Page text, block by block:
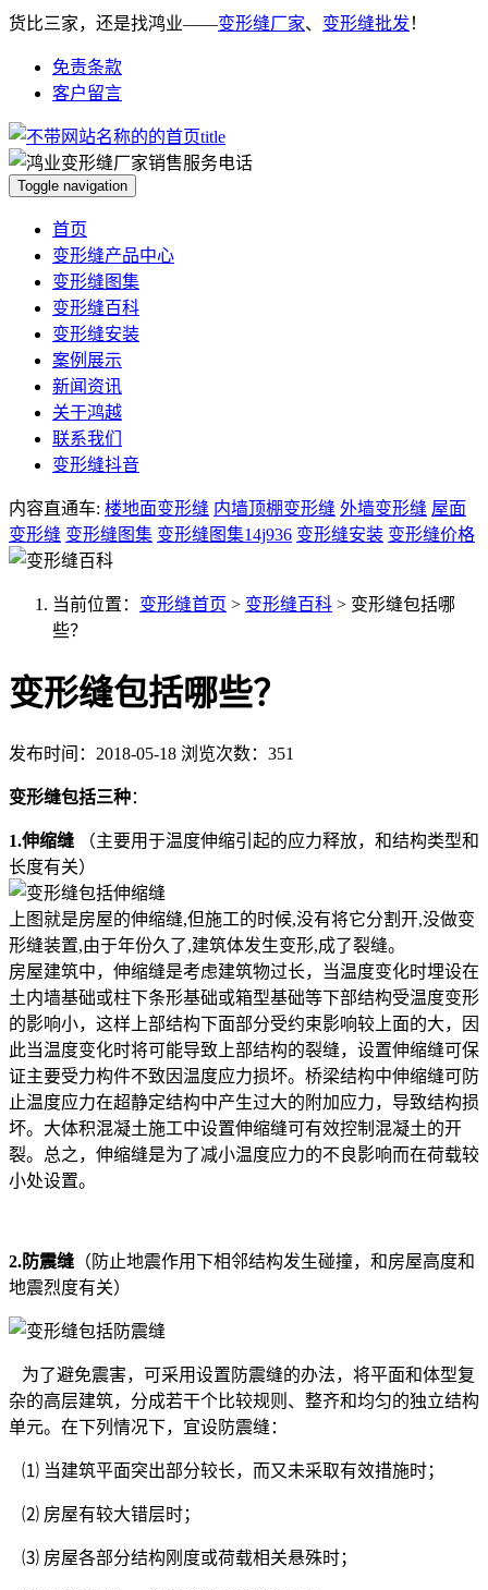
货比三家，还是找鸿业——变形缝厂家、 变形缝批发 ！
免责条款
客户留言
Toggle navigation
首页
变形缝产品中心
变形缝图集
变形缝百科
变形缝安装
案例展示
新闻资讯
关于鸿越
联系我们
变形缝抖音
内容直通车: 楼地面变形缝 内墙顶棚变形缝 外墙变形缝 屋面
变形缝 变形缝图集 变形缝图集14j936 变形缝安装 变形缝价格
当前位置： 变形缝首页 > 变形缝百科 > 变形缝包括哪
些？
变形缝包括哪些？
发布时间：2018-05-18 浏览次数：351
变形缝包括三种：
1.伸缩缝
（主要用于温度伸缩引起的应力释放，和结构类型和
长度有关）
上图就是房屋的伸缩缝,但施工的时候,没有将它分割开,没做变
形缝装置,由于年份久了,建筑体发生变形,成了裂缝。
房屋建筑中，伸缩缝是考虑建筑物过长，当温度变化时埋设在
土内墙基础或柱下条形基础或箱型基础等下部结构受温度变形
的影响小，这样上部结构下面部分受约束影响较上面的大，因
此当温度变化时将可能导致上部结构的裂缝，设置伸缩缝可保
证主要受力构件不致因温度应力损坏。桥梁结构中伸缩缝可防
止温度应力在超静定结构中产生过大的附加应力，导致结构损
坏。大体积混凝土施工中设置伸缩缝可有效控制混凝土的开
裂。总之，伸缩缝是为了减小温度应力的不良影响而在荷载较
小处设置。
2.防震缝 （防止地震作用下相邻结构发生碰撞，和房屋高度和
地震烈度有关）
为了避免震害，可采用设置防震缝的办法，将平面和体型复
杂的高层建筑，分成若干个比较规则、整齐和均匀的独立结构
单元。在下列情况下，宜设防震缝：
⑴ 当建筑平面突出部分较长，而又未采取有效措施时；
⑵ 房屋有较大错层时；
⑶ 房屋各部分结构刚度或荷载相关悬殊时；